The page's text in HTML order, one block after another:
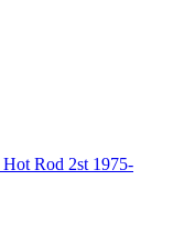
Hot Rod 2st 1975-